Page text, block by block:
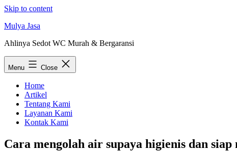
Skip to content
Mulya Jasa
Ahlinya Sedot WC Murah & Bergaransi
Menu Close
Home
Artikel
Tentang Kami
Layanan Kami
Kontak Kami
Cara mengolah air supaya higienis dan siap